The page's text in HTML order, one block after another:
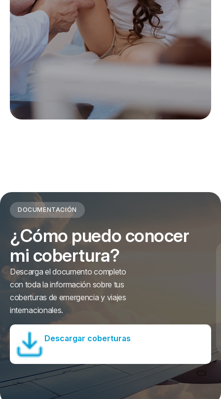
DOCUMENTACIÓN
¿Cómo puedo conocer
mi cobertura?
Descarga el documento completo
con toda la información sobre tus
coberturas de emergencia y viajes
internacionales.
Descargar coberturas